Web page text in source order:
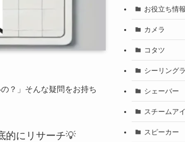
？」そんな疑問をお持ち
的にリサーチ💡
お役立ち情報
カメラ
コタツ
シーリング
シェーバー
スチームア
スピーカー